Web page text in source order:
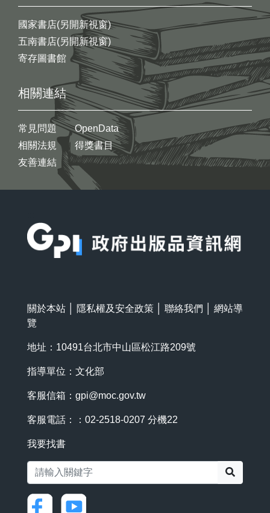
國家書店(另開新視窗)
五南書店(另開新視窗)
寄存圖書館
相關連結
常見問題
相關法規
友善連結
OpenData
得獎書目
關於本站 隱私權及安全政策 聯絡我們
網站導
覽
地址：10491台北市中山區松江路209號
指導單位：文化部
客服信箱： gpi@moc.gov.tw
客服電話：：02-2518-0207 分機22
我要找書